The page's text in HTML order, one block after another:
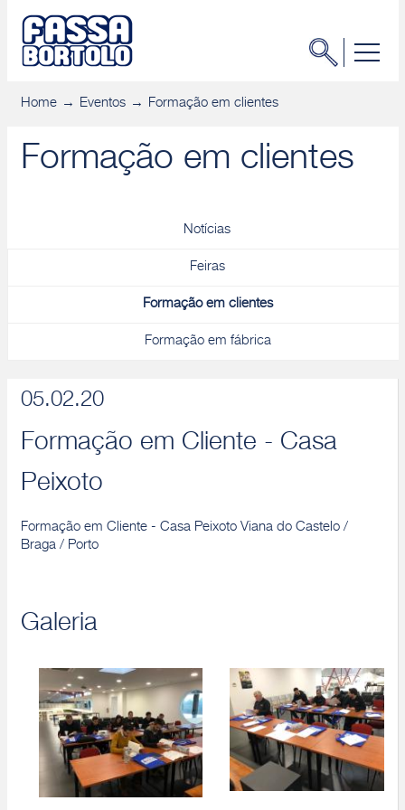
Home Eventos Formação em clientes
Formação em clientes
Notícias
Feiras
Formação em clientes
Formação em fábrica
05.02.20
Formação em Cliente - Casa
Peixoto
Formação em Cliente - Casa Peixoto Viana do Castelo /
Braga / Porto
Galeria